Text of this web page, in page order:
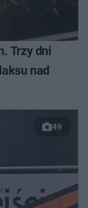
Trzy dni
nad
49